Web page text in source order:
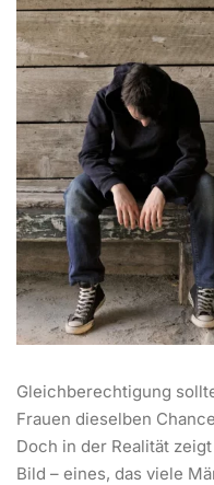
Gleichberechtigung
Frauen dieselben
Doch in der Realität
Bild – eines, das viele